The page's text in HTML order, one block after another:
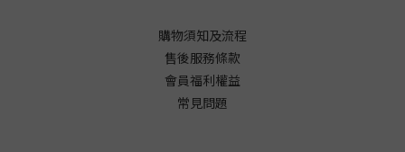
購物須知及流程
售後服務條款
會員福利權益
常見問題